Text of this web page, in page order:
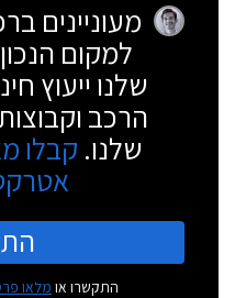
מעוניינים
למקום
שלנו ייעוץ
הרכב
שלנו. קבלו
התקשרו או מלאו